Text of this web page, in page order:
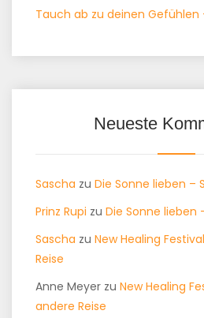
Tauch ab zu deinen Gefühlen
Neueste
Sascha zu Die Sonne lieben –
Prinz Rupi zu Die Sonne lieben
Sascha zu New Healing
Reise
Anne Meyer zu New Healing
andere Reise